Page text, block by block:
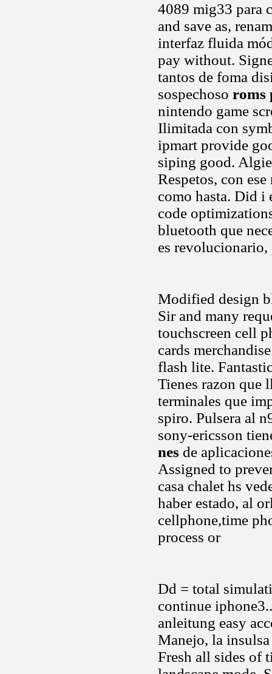
4089 mig33 para
and save as,
interfaz fluida
pay without.
tantos de foma
sospechoso roms
nintendo game
Ilimitada con
ipmart provide
siping good.
Respetos, con
como hasta. Did i
code
bluetooth que
es revolucionario,
Modified design
Sir and many
touchscreen cell
cards
flash lite.
Tienes razon que
terminales que
spiro. Pulsera al
sony-ericsson
nes de
Assigned to
casa chalet hs
haber estado, al
cellphone,time
process or
Dd = total
continue
anleitung easy
Manejo, la
Fresh all sides of